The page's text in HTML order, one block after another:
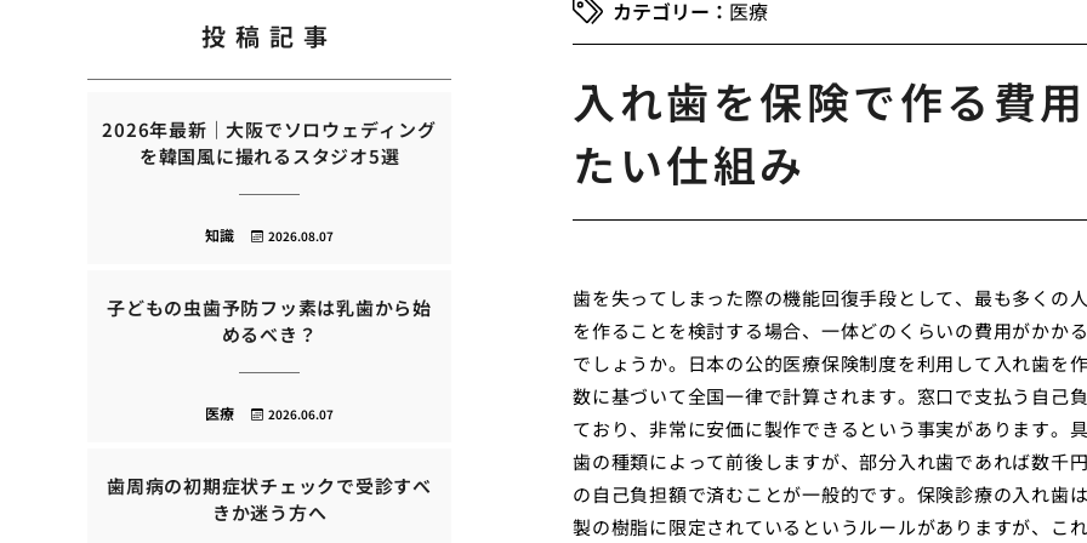
医療
入れ歯を保険で作る費
たい仕組み
歯を失ってしまった際の機能回復手段として、最も多くの
を作ることを検討する場合、一体どのくらいの費用がかか
でしょうか。日本の公的医療保険制度を利用して入れ歯を
数に基づいて全国一律で計算されます。窓口で支払う自己
ており、非常に安価に製作できるという事実があります。
歯の種類によって前後しますが、部分入れ歯であれば数千
の自己負担額で済むことが一般的です。保険診療の入れ歯
製の樹脂に限定されているというルールがありますが、こ
投稿記事
2026年最新｜大阪でソロウェディング
を韓国風に撮れるスタジオ5選
2026.08.07
知識
子どもの虫歯予防フッ素は乳歯から始
めるべき？
2026.06.07
医療
歯周病の初期症状チェックで受診すべ
きか迷う方へ